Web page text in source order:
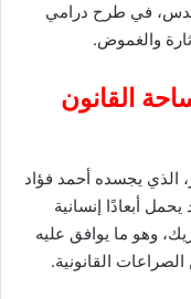
في طرح درامي
والغموض.
القانون
الذي يجسده أحمد فؤاد
أبعادًا إنسانية
وهو ما يوافق عليه
القانونية.